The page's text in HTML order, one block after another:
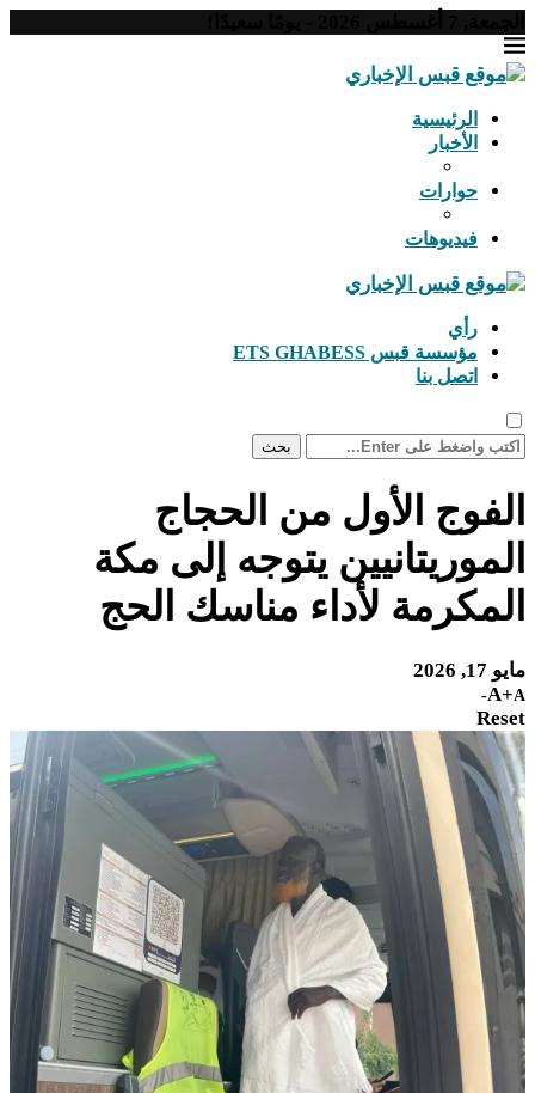
الرئيسية
الأخبار
حوارات
فيديوهات
رأي
مؤسسة قبس ETS GHABESS
اتصل بنا
بحث
الفوج الأول من الحجاج
الموريتانيين يتوجه إلى مكة
المكرمة لأداء مناسك الحج
مايو 17, 2026
A+A-
Reset